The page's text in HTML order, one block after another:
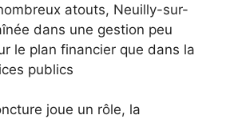
atouts, Neuilly-sur-
dans une gestion peu
le plan financier que dans la
publics
joue un rôle, la